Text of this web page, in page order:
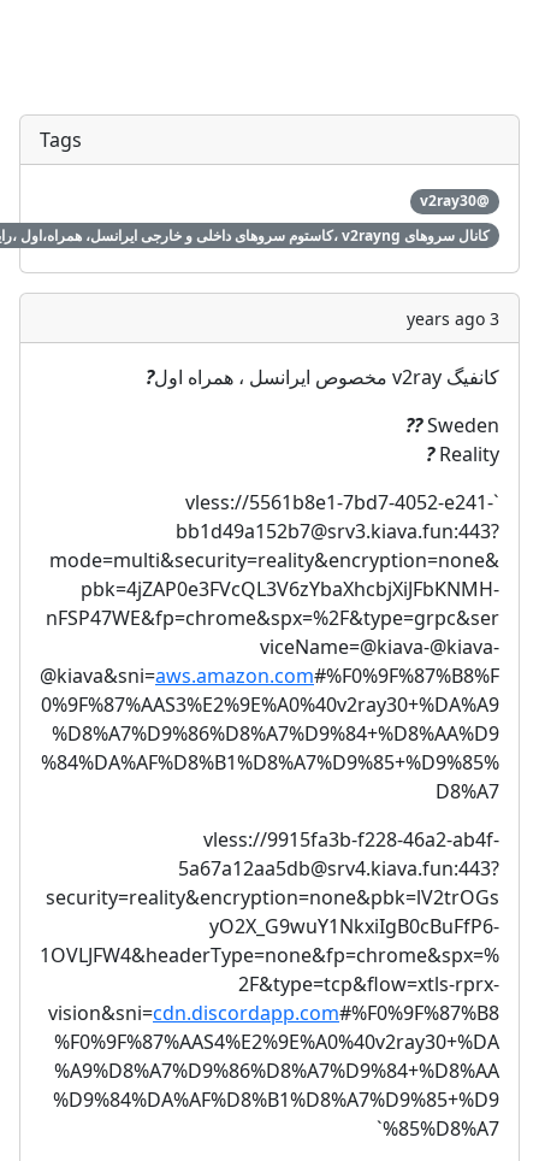
Tags
@v2ray30
کانال سروهای v2rayng ،کاستوم سروهای داخلی و خارجی ایرانسل، همراه،اول ،رایتل، همه امپراتورها ، با سرعت بالا
3 years ago
کانفیگ v2ray مخصوص ایرانسل ، همراه اول
?
Sweden
??
Reality
?
`vless://
5561b8e1-7bd7-4052-e241-
bb1d49a152b7@srv3.kiava.fun:443?
mode=multi&security=reality&encryption=none&
pbk=4jZAP0e3FVcQL3V6zYbaXhcbjXiJFbKNMH-
nFSP47WE&fp=chrome&spx=%2F&type=grpc&ser
viceName=@kiava-@kiava-
@kiava&sni=aws.amazon.com#%F0%9F%87%B8%F
0%9F%87%AAS3%E2%9E%A0%40v2ray30+%DA%A9
%D8%A7%D9%86%D8%A7%D9%84+%D8%AA%D9
%84%DA%AF%D8%B1%D8%A7%D9%85+%D9%85%
D8%A7
vless://9915fa3b-f228-46a2-ab4f-
5a67a12aa5db@srv4.kiava.fun:443?
security=reality&encryption=none&pbk=lV2trOGs
yO2X_G9wuY1NkxiIgB0cBuFfP6-
1OVLJFW4&headerType=none&fp=chrome&spx=%
2F&type=tcp&flow=xtls-rprx-
vision&sni=cdn.discordapp.com#%F0%9F%87%B8
%F0%9F%87%AAS4%E2%9E%A0%40v2ray30+%DA
%A9%D8%A7%D9%86%D8%A7%D9%84+%D8%AA
%D9%84%DA%AF%D8%B1%D8%A7%D9%85+%D9
%85%D8%A7`